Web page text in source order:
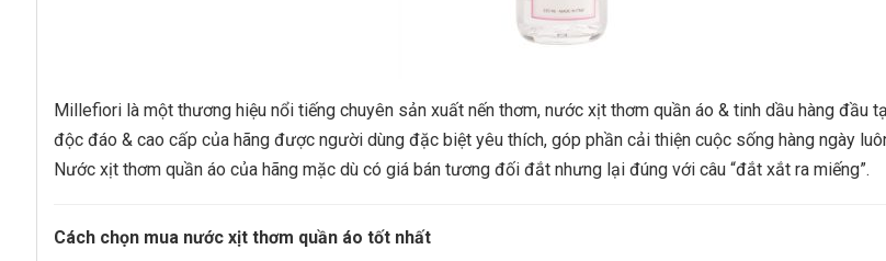
Millefiori là một thương hiệu nổi tiếng chuyên sản xuất nến thơm, nước xịt thơm quần áo & tinh dầu hàng đầu
độc đáo & cao cấp của hãng được người dùng đặc biệt yêu thích, góp phần cải thiện cuộc sống hàng ngày
Nước xịt thơm quần áo của hãng mặc dù có giá bán tương đối đắt nhưng lại đúng với câu “đắt xắt ra miếng”.
Cách chọn mua nước xịt thơm quần áo tốt nhất